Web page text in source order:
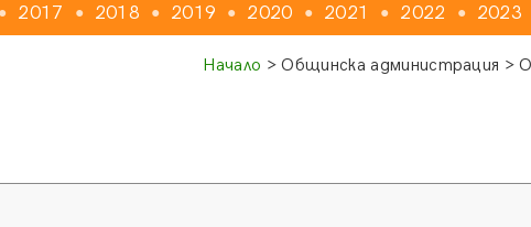
● 2017 ● 2018 ● 2019 ● 2020 ● 2021 ● 2022 ● 2023
Начало > Общинска администрация >